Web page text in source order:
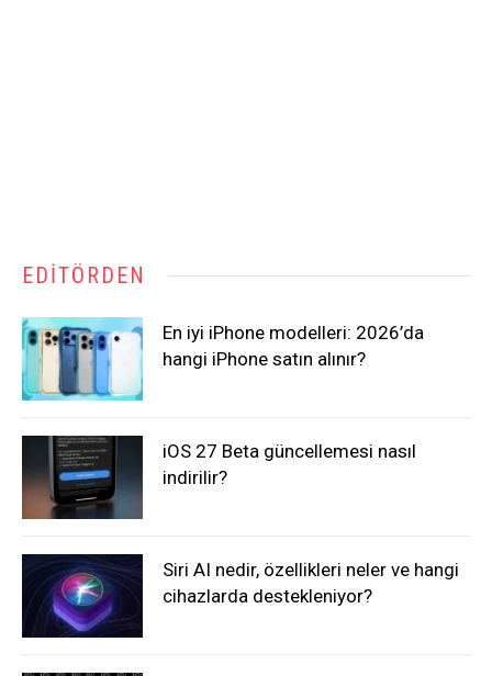
EDITÖRDEN
En iyi iPhone modelleri: 2026’da
hangi iPhone satın alınır?
iOS 27 Beta güncellemesi nasıl
indirilir?
Siri AI nedir, özellikleri neler ve hangi
cihazlarda destekleniyor?